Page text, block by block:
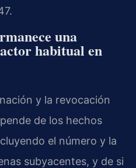
una
habitual en
y la revocación
de los hechos
el número y la
subyacentes, y de si